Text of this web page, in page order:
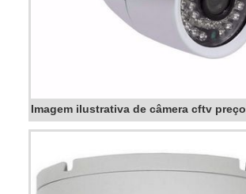
Imagem ilustrativa de câmera cftv preço